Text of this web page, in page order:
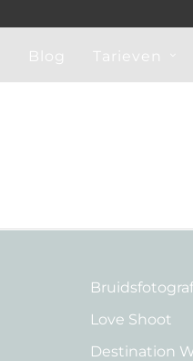
Blog Tarieven
Love Shoot
Destination